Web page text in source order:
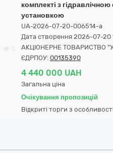
комплекті з
установкою
UA-2026-07-20-006514-a
Дата створення 2026-07-20
АКЦІОНЕРНЕ ТОВАРИСТВО
ЄДРПОУ: 00135390
4 440 000 UAH
Загальна ціна
Очікування пропозицій
Відкриті торги з